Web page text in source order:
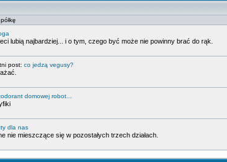
lubią najbardziej... i o tym, czego być może nie powinny brać do rąk.
post: co jedzą vegusy?
domowej robot...
dla nas
nie mieszczące się w pozostałych trzech działach.